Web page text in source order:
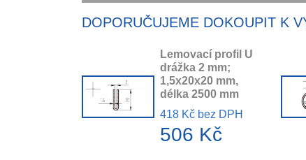
DOPORUČUJEME DOKOUPIT K
Lemovací profil U
drážka 2 mm;
1,5x20x20 mm,
délka 2500 mm
418 Kč bez DPH
506 Kč